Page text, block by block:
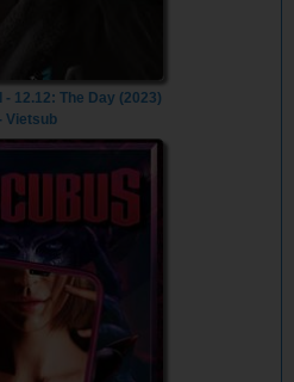
- 12.12: The Day (2023)
- Vietsub